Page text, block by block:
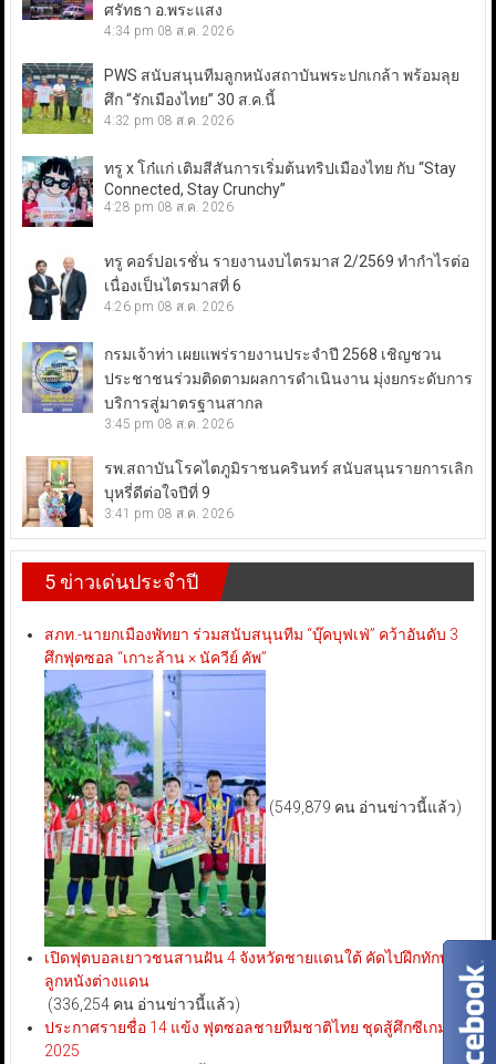
ศรัทธา อ.พระแสง
4:34 pm 08 ส.ค. 2026
PWS สนับสนุนทีมลูกหนังสถาบันพระปกเกล้า พร้อมลุย
ศึก “รักเมืองไทย” 30 ส.ค.นี้
4:32 pm 08 ส.ค. 2026
ทรู x โก๋แก่ เติมสีสันการเริ่มต้นทริปเมืองไทย กับ “Stay
Connected, Stay Crunchy”
4:28 pm 08 ส.ค. 2026
ทรู คอร์ปอเรชั่น รายงานงบไตรมาส 2/2569 ทำกำไรต่อ
เนื่องเป็นไตรมาสที่ 6
4:26 pm 08 ส.ค. 2026
กรมเจ้าท่า เผยแพร่รายงานประจำปี 2568 เชิญชวน
ประชาชนร่วมติดตามผลการดำเนินงาน มุ่งยกระดับการ
บริการสู่มาตรฐานสากล
3:45 pm 08 ส.ค. 2026
รพ.สถาบันโรคไตภูมิราชนครินทร์ สนับสนุนรายการเลิก
บุหรี่ดีต่อใจปีที่ 9
3:41 pm 08 ส.ค. 2026
5 ข่าวเด่นประจำปี
สภท.-นายกเมืองพัทยา ร่วมสนับสนุนทีม “บุ๊คบุฟเฟ่” คว้าอันดับ 3
ศึกฟุตซอล “เกาะล้าน × นัควีย์ คัพ”
(549,879 คน อ่านข่าวนี้แล้ว)
เปิดฟุตบอลเยาวชนสานฝัน 4 จังหวัดชายแดนใต้ คัดไปฝึกทักษะ
ลูกหนังต่างแดน
(336,254 คน อ่านข่าวนี้แล้ว)
ประกาศรายชื่อ 14 แข้ง ฟุตซอลชายทีมชาติไทย ชุดสู้ศึกซีเกมส์
2025